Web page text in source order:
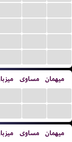
مساوی میهمان
مساوی میهمان